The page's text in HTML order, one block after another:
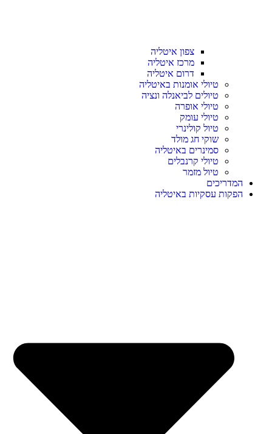
צפון איטליה
מרכז איטליה
דרום איטליה
טיולי אומנות באיטליה
טיולים לביאנלה ונציה
טיולי אופרה
טיולי עומק
טיול קולינרי
שוקי חג מולד
סמינרים באיטליה
טיולי קרנבלים
טיול מזמר
המדריכים
הפקות עסקיות באיטליה